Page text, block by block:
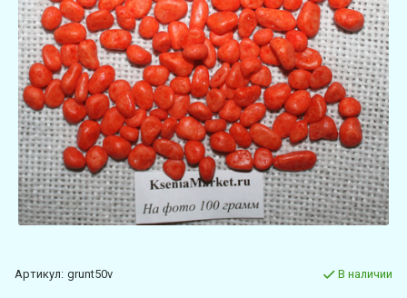
Артикул: grunt50v В наличии